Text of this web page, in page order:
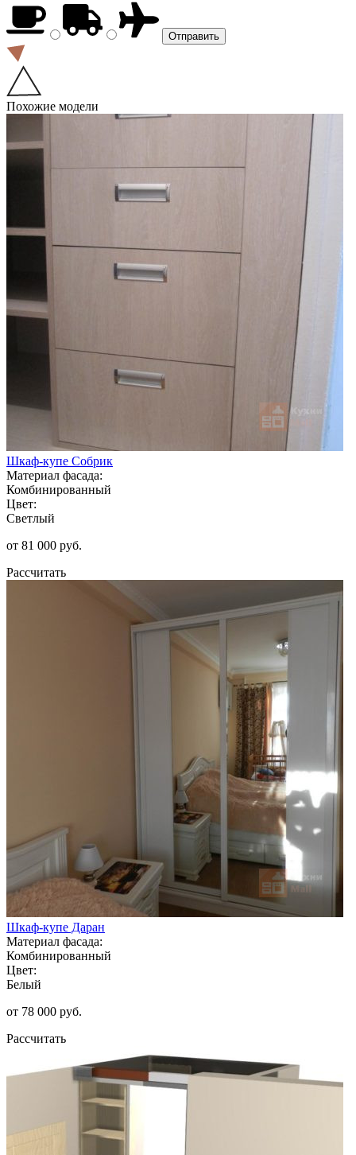
Похожие модели
Шкаф-купе Собрик
Материал фасада:
Комбинированный
Цвет:
Светлый
от 81 000 руб.
Рассчитать
Шкаф-купе Даран
Материал фасада:
Комбинированный
Цвет:
Белый
от 78 000 руб.
Рассчитать